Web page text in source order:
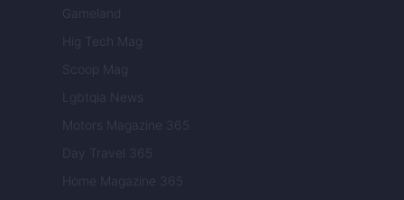
Gameland
Hig Tech Mag
Scoop Mag
Lgbtqia News
Motors Magazine 365
Day Travel 365
Home Magazine 365